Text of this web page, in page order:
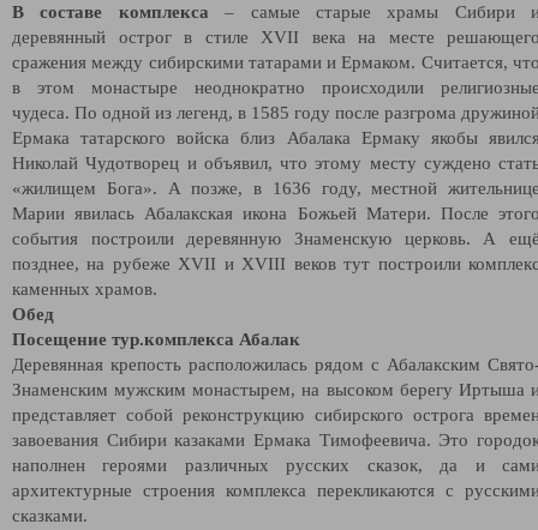
В составе комплекса – самые старые храмы Сибири
деревянный острог в стиле XVII века на месте
сражения между сибирскими татарами и Ермаком. Считается,
в этом монастыре неоднократно происходили
чудеса. По одной из легенд, в 1585 году после разгрома
Ермака татарского войска близ Абалака Ермаку якобы
Николай Чудотворец и объявил, что этому месту суждено
«жилищем Бога». А позже, в 1636 году, местной
Марии явилась Абалакская икона Божьей Матери. После
события построили деревянную Знаменскую церковь. А
позднее, на рубеже XVII и XVIII веков тут построили
каменных храмов.
Обед
Посещение тур.комплекса Абалак
Деревянная крепость расположилась рядом с Абалакским
Знаменским мужским монастырем, на высоком берегу Иртыша
представляет собой реконструкцию сибирского острога
завоевания Сибири казаками Ермака Тимофеевича. Это
наполнен героями различных русских сказок, да и
архитектурные строения комплекса перекликаются с
сказками.